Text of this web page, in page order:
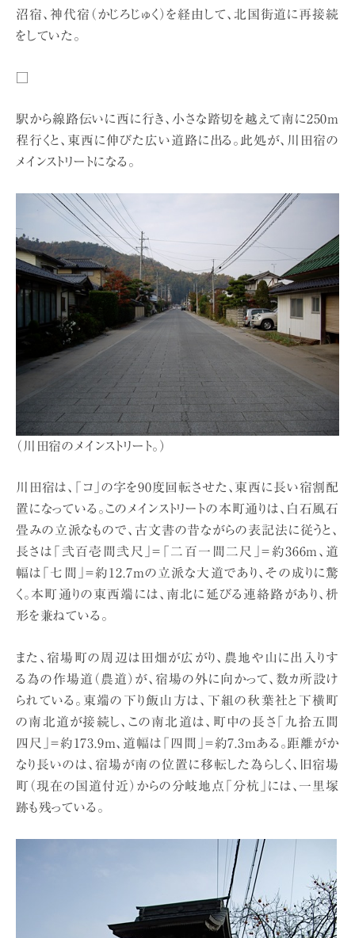
沼宿、神代宿（かじろじゅく）を経由して、北国街道に再接続
をしていた。
□
駅から線路伝いに西に行き、小さな踏切を越えて南に250m
程行くと、東西に伸びた広い道路に出る。此処が、川田宿の
メインストリートになる。
（川田宿のメインストリート。）
川田宿は、「コ」の字を90度回転させた、東西に長い宿割配
置になっている。このメインストリートの本町通りは、白石風石
畳みの立派なもので、古文書の昔ながらの表記法に従うと、
長さは「弐百壱間弐尺」＝「二百一間二尺」＝約366m、道
幅は「七間」＝約12.7mの立派な大道であり、その成りに驚
く。本町通りの東西端には、南北に延びる連絡路があり、枡
形を兼ねている。
また、宿場町の周辺は田畑が広がり、農地や山に出入りす
る為の作場道（農道）が、宿場の外に向かって、数カ所設け
られている。東端の下り飯山方は、下組の秋葉社と下横町
の南北道が接続し、この南北道は、町中の長さ「九拾五間
四尺」＝約173.9m、道幅は「四間」＝約7.3mある。距離がか
なり長いのは、宿場が南の位置に移転した為らしく、旧宿場
町（現在の国道付近）からの分岐地点「分杭」には、一里塚
跡も残っている。